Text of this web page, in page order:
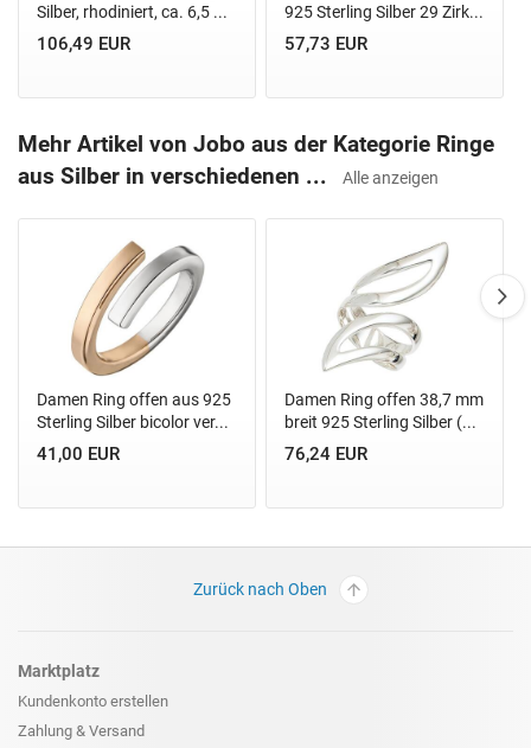
Silber, rhodiniert, ca. 6,5 ...
106,49 EUR
925 Sterling Silber 29 Zirk...
57,73 EUR
Mehr Artikel von Jobo aus der Kategorie Ringe
aus Silber in verschiedenen ...
Alle anzeigen
Damen Ring offen aus 925
Sterling Silber bicolor ver...
41,00 EUR
Damen Ring offen 38,7 mm
breit 925 Sterling Silber (...
76,24 EUR
Zurück nach Oben
Marktplatz
Kundenkonto erstellen
Zahlung & Versand